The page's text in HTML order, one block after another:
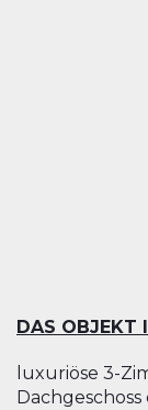
DAS
luxuriöse 3-